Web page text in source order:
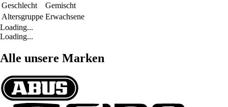
Geschlecht
Gemischt
Altersgruppe Erwachsene
Loading...
Loading...
Alle unsere Marken